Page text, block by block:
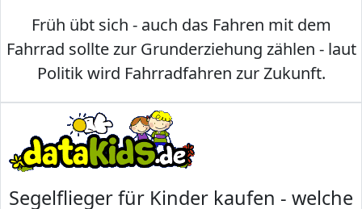
Früh übt sich - auch das Fahren mit dem
Fahrrad sollte zur Grunderziehung zählen - laut
Politik wird Fahrradfahren zur Zukunft.
Segelflieger für Kinder kaufen - welche